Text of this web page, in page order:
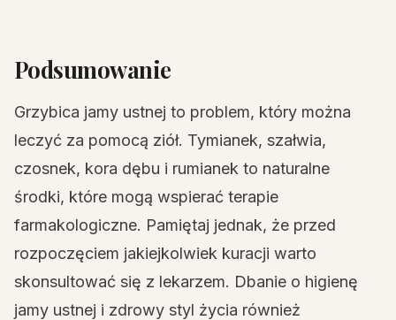
Podsumowanie
Grzybica jamy ustnej to problem, który można
leczyć za pomocą ziół. Tymianek, szałwia,
czosnek, kora dębu i rumianek to naturalne
środki, które mogą wspierać terapie
farmakologiczne. Pamiętaj jednak, że przed
rozpoczęciem jakiejkolwiek kuracji warto
skonsultować się z lekarzem. Dbanie o higienę
jamy ustnej i zdrowy styl życia również